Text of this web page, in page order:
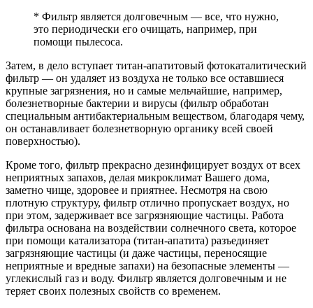
* Фильтр является долговечным — все, что нужно,
это периодически его очищать, например, при
помощи пылесоса.
Затем, в дело вступает титан-апатитовый фотокаталитический
фильтр — он удаляет из воздуха не только все оставшиеся
крупные загрязнения, но и самые мельчайшие, например,
болезнетворные бактерии и вирусы (фильтр обработан
специальным антибактериальным веществом, благодаря чему,
он останавливает болезнетворную органику всей своей
поверхностью).
Кроме того, фильтр прекрасно дезинфицирует воздух от всех
неприятных запахов, делая микроклимат Вашего дома,
заметно чище, здоровее и приятнее. Несмотря на свою
плотную структуру, фильтр отлично пропускает воздух, но
при этом, задерживает все загрязняющие частицы. Работа
фильтра основана на воздействии солнечного света, которое
при помощи катализатора (титан-апатита) разъединяет
загрязняющие частицы (и даже частицы, переносящие
неприятные и вредные запахи) на безопасные элементы —
углекислый газ и воду. Фильтр является долговечным и не
теряет своих полезных свойств со временем.